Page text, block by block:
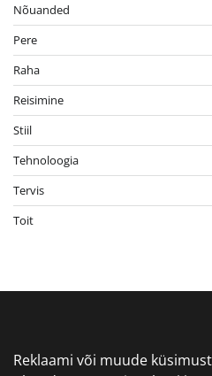
Nõuanded
Pere
Raha
Reisimine
Stiil
Tehnoloogia
Tervis
Toit
Reklaami või muude